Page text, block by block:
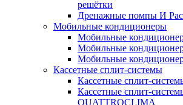
решётки
Дренажные помпы И
Мобильные кондиционеры
Мобильные
Мобильные
Мобильные
Кассетные сплит-системы
Кассетные сплит-
Кассетные сплит-
QUATTROCLIMA